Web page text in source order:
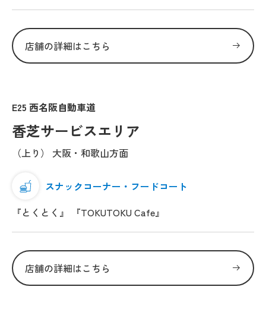
店舗の詳細はこちら
E25 西名阪自動車道
香芝サービスエリア
（上り） 大阪・和歌山方面
スナックコーナー・フードコート
『とくとく』 『TOKUTOKU Cafe』
店舗の詳細はこちら